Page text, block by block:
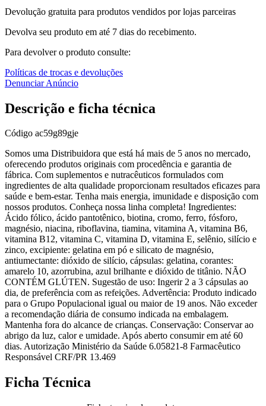
Devolução gratuita para produtos vendidos por lojas parceiras
Devolva seu produto em até 7 dias do recebimento.
Para devolver o produto consulte:
Políticas de trocas e devoluções
Denunciar Anúncio
Descrição e ficha técnica
Código ac59g89gje
Somos uma Distribuidora que está há mais de 5 anos no mercado,
oferecendo produtos originais com procedência e garantia de
fábrica. Com suplementos e nutracêuticos formulados com
ingredientes de alta qualidade proporcionam resultados eficazes para
saúde e bem-estar. Tenha mais energia, imunidade e disposição com
nossos produtos. Conheça nossa linha completa! Ingredientes:
Ácido fólico, ácido pantotênico, biotina, cromo, ferro, fósforo,
magnésio, niacina, riboflavina, tiamina, vitamina A, vitamina B6,
vitamina B12, vitamina C, vitamina D, vitamina E, selênio, silício e
zinco, excipiente: gelatina em pó e silicato de magnésio,
antiumectante: dióxido de silício, cápsulas: gelatina, corantes:
amarelo 10, azorrubina, azul brilhante e dióxido de titânio. NÃO
CONTÉM GLÚTEN. Sugestão de uso: Ingerir 2 a 3 cápsulas ao
dia, de preferência com as refeições. Advertência: Produto indicado
para o Grupo Populacional igual ou maior de 19 anos. Não exceder
a recomendação diária de consumo indicada na embalagem.
Mantenha fora do alcance de crianças. Conservação: Conservar ao
abrigo da luz, calor e umidade. Após aberto consumir em até 60
dias. Autorização Ministério da Saúde 6.05821-8 Farmacêutico
Responsável CRF/PR 13.469
Ficha Técnica